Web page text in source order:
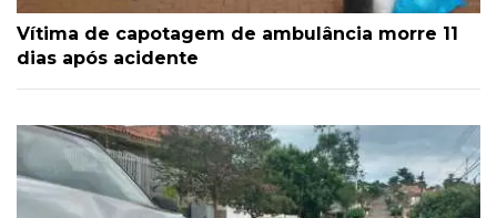
Vítima de capotagem de ambulância morre 11
dias após acidente